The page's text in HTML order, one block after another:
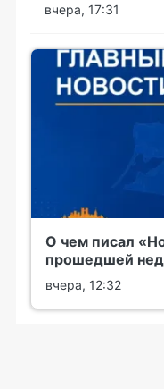
вчера, 17:31
О чем писал
прошедшей
вчера, 12:32